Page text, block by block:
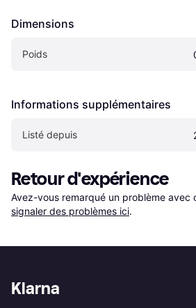
Dimensions
Poids
Informations supplémentaires
Listé depuis
Retour d'expérience
Avez-vous remarqué un problème avec
signaler des problèmes ici.
Klarna